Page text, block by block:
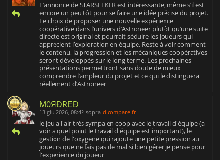
L’annonce de STARSEEKER est intéressante, même s’il est
encore un peu tôt pour se faire une idée précise du projet.
Le choix de proposer une nouvelle expérience
coopérative dans l’univers d’Astroneer plutôt qu’une suite
directe est original et pourrait séduire les joueurs qui
apprécient l’exploration en équipe. Reste à voir comment
le contenu, la progression et les mécaniques coopératives
seront développés sur le long terme. Les prochaines
présentations permettront sans doute de mieux
comprendre l’ampleur du projet et ce qui le distinguera
réellement d’Astroneer
M0ЯĐRΕĐ
13 giu 2026, 08:42 sopra dlcompare.fr
le jeu a l'air très sympa en coop avec le travail d'équipe (a
voir a quel point le travail d'équipe est important), le
gestion de l'oxygene qui rajoute une petite pression au
joueurs que ne fais pas de mal si bien gérer je pense pour
l'experience du joueur